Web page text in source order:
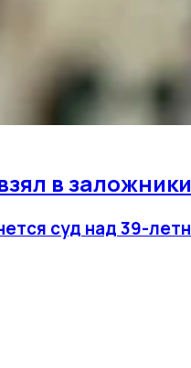
в
суд над 39-